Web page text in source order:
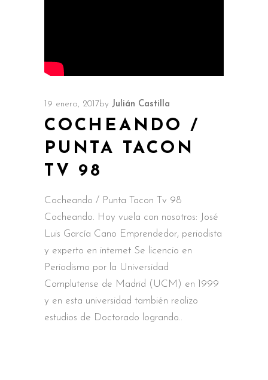
19 enero, 2017 by Julián Castilla
COCHEANDO /
PUNTA TACON
TV 98
Cocheando / Punta Tacon Tv 98
Cocheando. Hoy vuela con nosotros: José
Luis García Cano Emprendedor, periodista
y experto en internet Se licencio en
Periodismo por la Universidad
Complutense de Madrid (UCM) en 1999
y en esta universidad también realizo
estudios de Doctorado logrando